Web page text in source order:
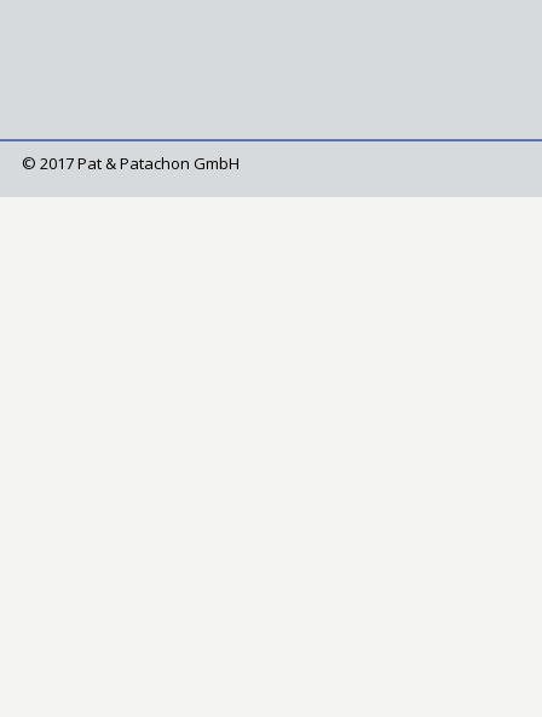
© 2017 Pat & Patachon GmbH